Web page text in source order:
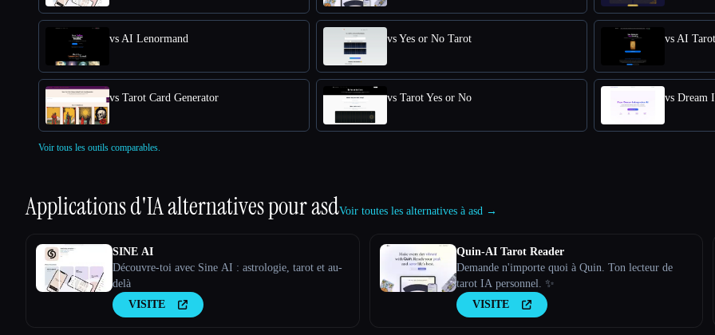
vs AI Lenormand vs Yes or No Tarot vs AI Tarot
vs Tarot Card Generator vs Tarot Yes or No vs Dream
Voir tous les outils comparables.
Applications d'IA alternatives pourasdVoir toutes les alternatives à asd →
SINE AI
Découvre-toi avec Sine AI : astrologie, tarot et au-
delà
VISITE
Quin-AI Tarot Reader
Demande n'importe quoi à Quin. Ton lecteur de
tarot IA personnel. ✨
VISITE